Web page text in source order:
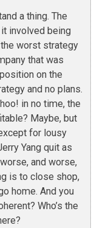
a thing. The
involved being
worst strategy
that was
on the
and no plans.
in no time, the
Maybe, but
for lousy
Yang quit as
and worse,
is to close shop,
home. And you
Who’s the